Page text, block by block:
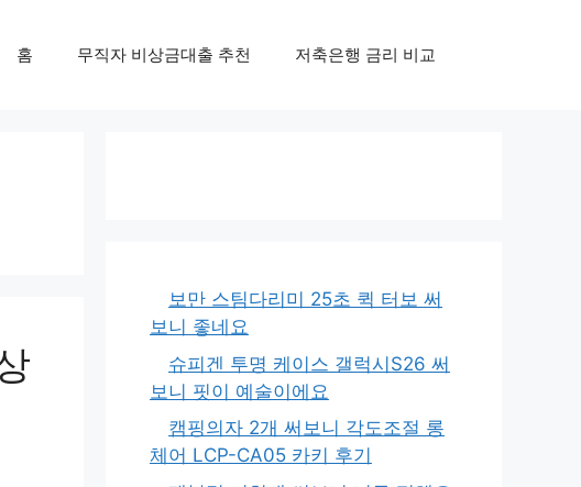
홈 무직자 비상금대출 추천 저축은행 금리 비교
보만 스팀다리미 25초 퀵 터보 써
보니 좋네요
슈피겐 투명 케이스 갤럭시S26 써
보니 핏이 예술이에요
캠핑의자 2개 써보니 각도조절 롱
체어 LCP-CA05 카키 후기